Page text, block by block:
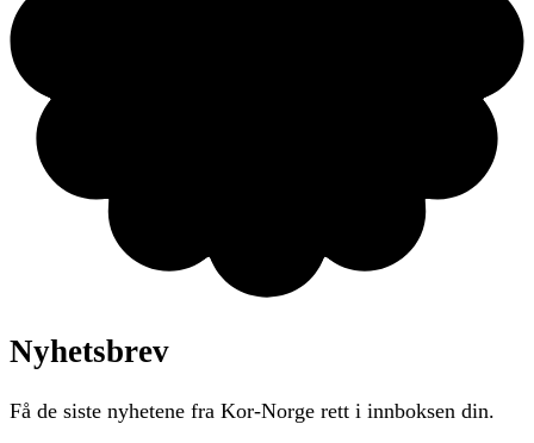
Nyhetsbrev
Få de siste nyhetene fra Kor-Norge rett i innboksen din.